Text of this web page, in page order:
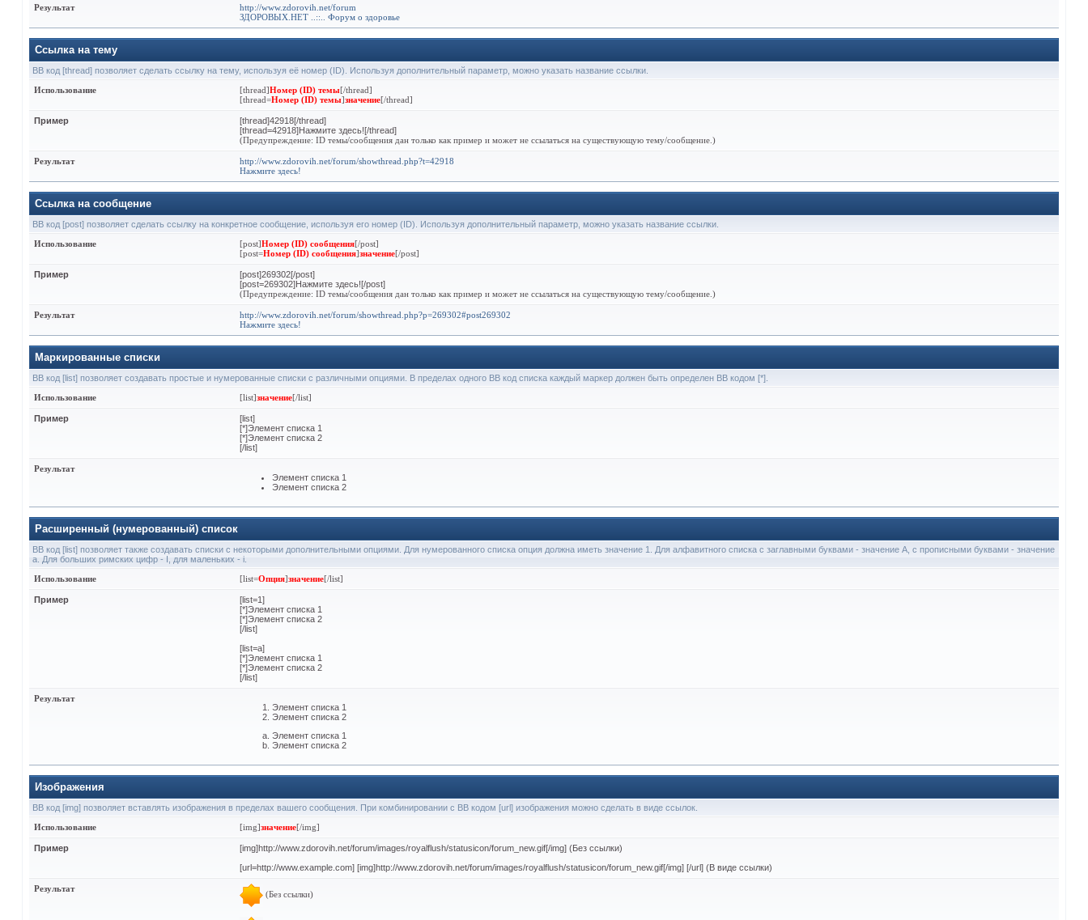
Результат
http://www.zdorovih.net/forum
ЗДОРОВЫХ.НЕТ ..::.. Форум о здоровье
Ссылка на тему
BB код [thread] позволяет сделать ссылку на тему, используя её номер (ID). Используя дополнительный параметр, можно указать название ссылки.
Использование
[thread]Номер (ID) темы[/thread]
[thread=Номер (ID) темы]значение[/thread]
Пример
[thread]42918[/thread]
[thread=42918]Нажмите здесь![/thread]
(Предупреждение: ID темы/сообщения дан только как пример и может не ссылаться на существующую тему/сообщение.)
Результат
http://www.zdorovih.net/forum/showthread.php?t=42918
Нажмите здесь!
Ссылка на сообщение
BB код [post] позволяет сделать ссылку на конкретное сообщение, используя его номер (ID). Используя дополнительный параметр, можно указать название ссылки.
Использование
[post]Номер (ID) сообщения[/post]
[post=Номер (ID) сообщения]значение[/post]
Пример
[post]269302[/post]
[post=269302]Нажмите здесь![/post]
(Предупреждение: ID темы/сообщения дан только как пример и может не ссылаться на существующую тему/сообщение.)
Результат
http://www.zdorovih.net/forum/showthread.php?p=269302#post269302
Нажмите здесь!
Маркированные списки
BB код [list] позволяет создавать простые и нумерованные списки с различными опциями. В пределах одного BB код списка каждый маркер должен быть определен BB кодом [*].
Использование
[list]значение[/list]
Пример
[list]
[*]Элемент списка 1
[*]Элемент списка 2
[/list]
Результат
Элемент списка 1
Элемент списка 2
Расширенный (нумерованный) список
BB код [list] позволяет также создавать списки с некоторыми дополнительными опциями. Для нумерованного списка опция должна иметь значение 1. Для алфавитного списка с заглавными буквами - значение A, с прописными буквами - значение
а. Для больших римских цифр - I, для маленьких - i.
Использование
[list=Опция]значение[/list]
Пример
[list=1]
[*]Элемент списка 1
[*]Элемент списка 2
[/list]
[list=a]
[*]Элемент списка 1
[*]Элемент списка 2
[/list]
Результат
Элемент списка 1
Элемент списка 2
Элемент списка 1
Элемент списка 2
Изображения
BB код [img] позволяет вставлять изображения в пределах вашего сообщения. При комбинировании с BB кодом [url] изображения можно сделать в виде ссылок.
Использование
[img]значение[/img]
Пример
[img]http://www.zdorovih.net/forum/images/royalflush/statusicon/forum_new.gif[/img] (Без ссылки)
[url=http://www.example.com] [img]http://www.zdorovih.net/forum/images/royalflush/statusicon/forum_new.gif[/img] [/url] (В виде ссылки)
Результат
(Без ссылки)